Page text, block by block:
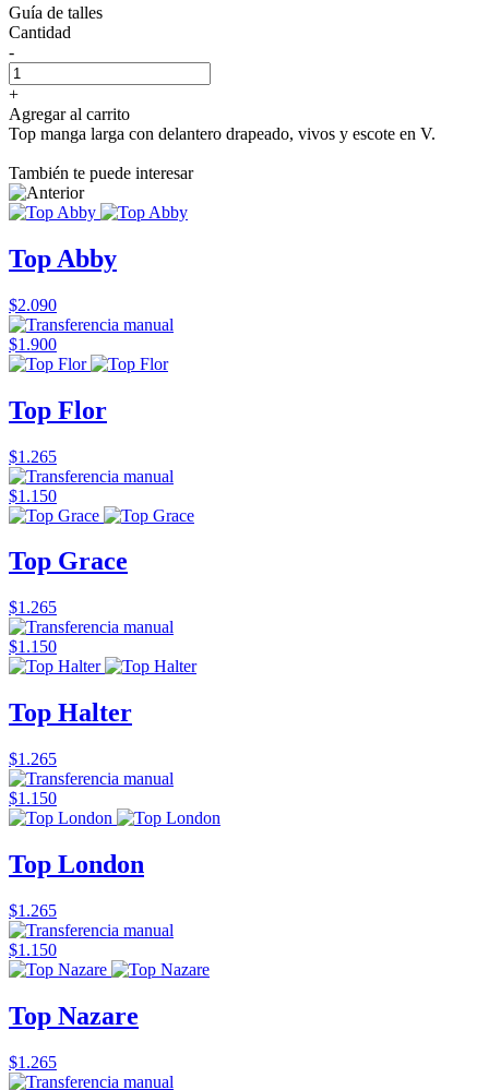
Guía de talles
Cantidad
-
+
Agregar al carrito
Top manga larga con delantero drapeado, vivos y escote en V.
También te puede interesar
Top Abby
$2.090
$1.900
Top Flor
$1.265
$1.150
Top Grace
$1.265
$1.150
Top Halter
$1.265
$1.150
Top London
$1.265
$1.150
Top Nazare
$1.265